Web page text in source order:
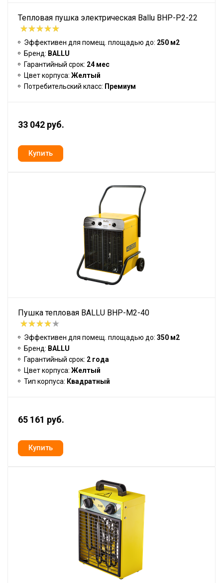
Тепловая пушка электрическая Ballu BHP-P2-22
Эффективен для помещ. площадью до: 250 м2
Бренд: BALLU
Гарантийный срок: 24 мес
Цвет корпуса: Желтый
Потребительский класс: Премиум
33 042 руб.
Пушка тепловая BALLU BHP-M2-40
Эффективен для помещ. площадью до: 350 м2
Бренд: BALLU
Гарантийный срок: 2 года
Цвет корпуса: Желтый
Тип корпуса: Квадратный
65 161 руб.